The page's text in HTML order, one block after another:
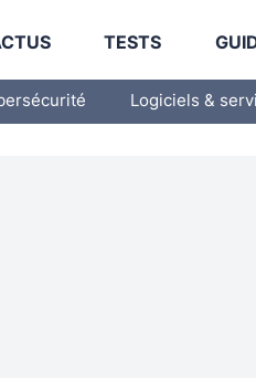
TESTS
Logiciels &